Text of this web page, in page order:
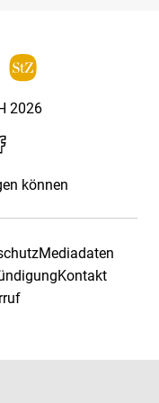
2026
können
Mediadaten
Kontakt